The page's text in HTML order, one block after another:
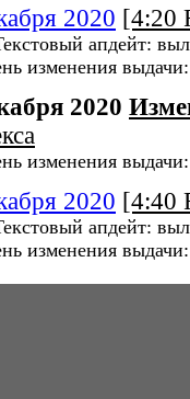
2020 [4:20
апдейт:
изменения
2020
изменения
2020 [4:40
апдейт:
изменения